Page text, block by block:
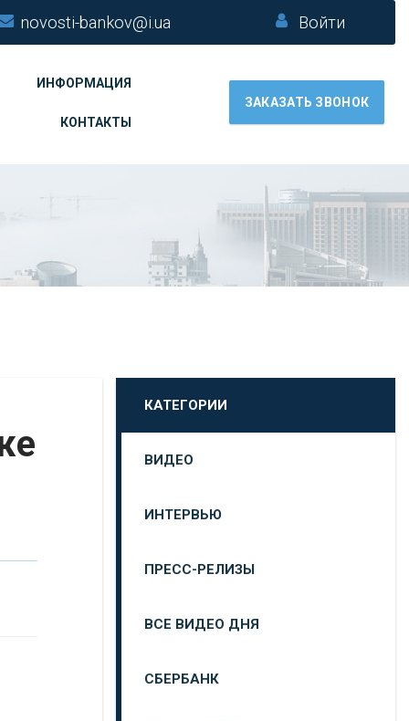
novosti-bankov@i.ua Войти
ИНФОРМАЦИЯ
КОНТАКТЫ
ЗАКАЗАТЬ ЗВОНОК
КАТЕГОРИИ
ВИДЕО
ИНТЕРВЬЮ
ПРЕСС-РЕЛИЗЫ
ВСЕ ВИДЕО ДНЯ
СБЕРБАНК